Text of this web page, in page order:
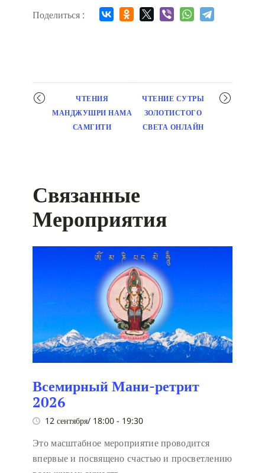
Поделиться :
Мероприятие
навигация
ЧТЕНИЯ
МАНДЖУШРИ НАМА
САМГИТИ
ЧТЕНИЕ СУТРЫ
ЗОЛОТИСТОГО
СВЕТА ОНЛАЙН
Связанные
Мероприятия
Всемирный Мани-ретрит
2026
12 сентября/ 18:00 - 19:30
Это масштабное мероприятие проводится
впервые и посвящено счастью и просветлению